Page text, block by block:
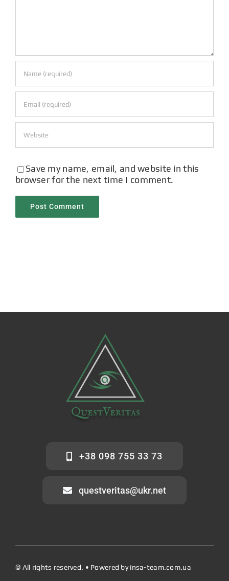
Save my name, email, and website in this
browser for the next time I comment.
+38 098 755 33 73
questveritas@ukr.net
© All rights reserved. • Powered byinsa-team.com.ua